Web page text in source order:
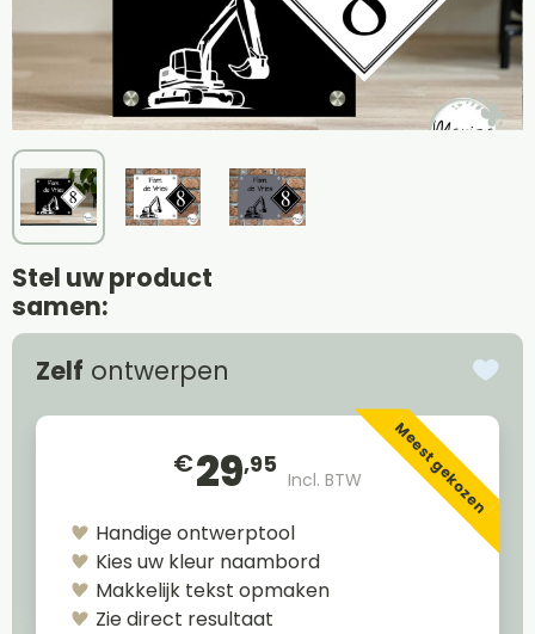
Stel uw product
samen:
Zelf ontwerpen
€29,95
Incl. BTW Meest gekozen
Handige ontwerptool
Kies uw kleur naambord
Makkelijk tekst opmaken
Zie direct resultaat